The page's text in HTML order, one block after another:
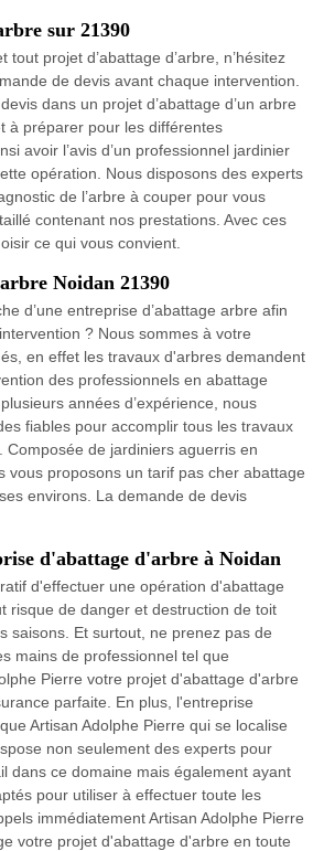
sur 21390
tout projet d’abattage d’arbre, n’hésitez
de devis avant chaque intervention.
dans un projet d’abattage d’un arbre
à préparer pour les différentes
avoir l’avis d’un professionnel jardinier
opération. Nous disposons des experts
de l’arbre à couper pour vous
contenant nos prestations. Avec ces
ce qui vous convient.
Noidan 21390
d’une entreprise d’abattage arbre afin
? Nous sommes à votre
en effet les travaux d'arbres demandent
des professionnels en abattage
années d’expérience, nous
fiables pour accomplir tous les travaux
Composée de jardiniers aguerris en
vous proposons un tarif pas cher abattage
environs. La demande de devis
d'abattage d'arbre à Noidan
d'effectuer une opération d'abattage
risque de danger et destruction de toit
saisons. Et surtout, ne prenez pas de
mains de professionnel tel que
Pierre votre projet d'abattage d'arbre
parfaite. En plus, l'entreprise
Artisan Adolphe Pierre qui se localise
non seulement des experts pour
dans ce domaine mais également ayant
pour utiliser à effectuer toute les
immédiatement Artisan Adolphe Pierre
votre projet d'abattage d'arbre en toute